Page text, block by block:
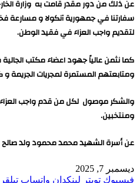
عن ذلك من دور مقدر قامت به وزارة
سفارتنا في جمهورية آنكولا و مسارعة
لتقديم واجب العزاء في فقيد الوطن.
كما نثمن عالياً جهود اعضاء مكتب الجالية
ومتابعتهم المستمرة لمجريات الجريمة و
والشكر موصول لكل من قدم واجب
ومنتخبين.
عن أسرة الشهيد محمد محمود ولد صالح
ديسمبر 7, 2025
فيسبوك تويتر لينكدإن واتساب